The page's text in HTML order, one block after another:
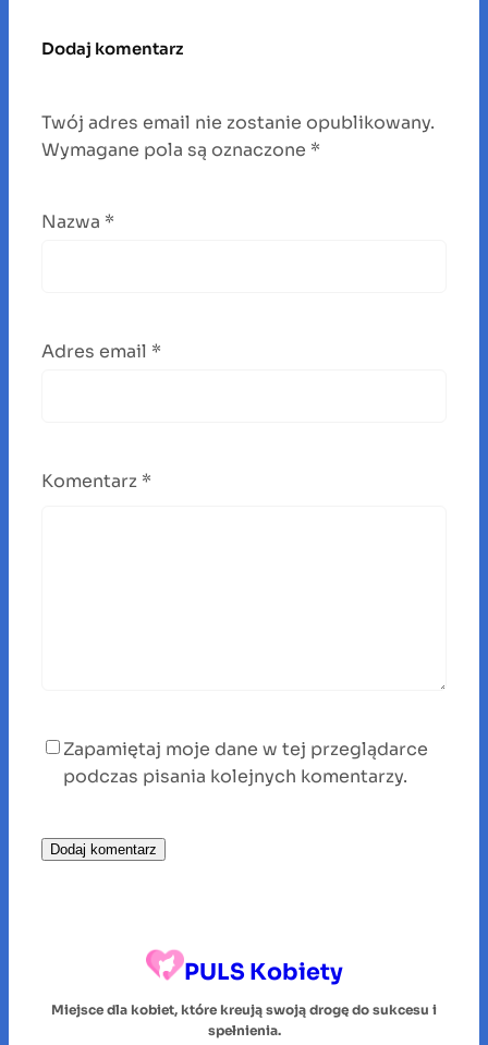
Dodaj komentarz
Twój adres email nie zostanie opublikowany.
Wymagane pola są oznaczone *
Nazwa *
Adres email *
Komentarz *
Zapamiętaj moje dane w tej przeglądarce
podczas pisania kolejnych komentarzy.
PULS Kobiety
Miejsce dla kobiet, które kreują swoją drogę do sukcesu i
spełnienia.